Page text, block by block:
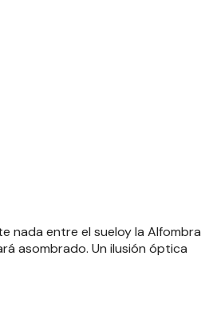
nada entre el sueloy la Alfombra
asombrado. Un ilusión óptica